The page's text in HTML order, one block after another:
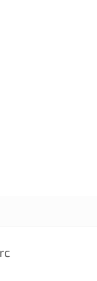
je 5 z 5 hvězdiček.